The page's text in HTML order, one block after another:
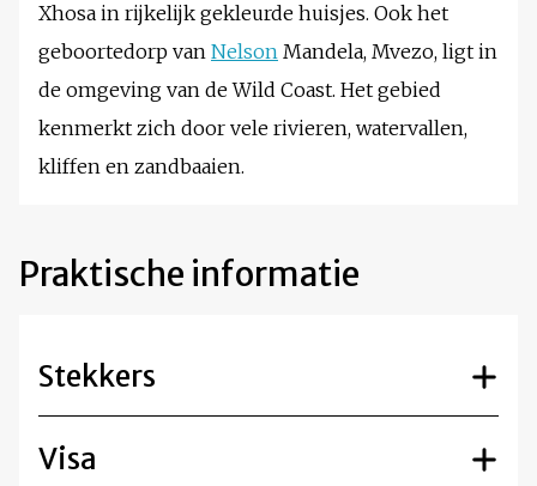
Xhosa in rijkelijk gekleurde huisjes. Ook het
geboortedorp van Nelson Mandela, Mvezo, ligt in
de omgeving van de Wild Coast. Het gebied
kenmerkt zich door vele rivieren, watervallen,
kliffen en zandbaaien.
Praktische informatie
Stekkers
Visa